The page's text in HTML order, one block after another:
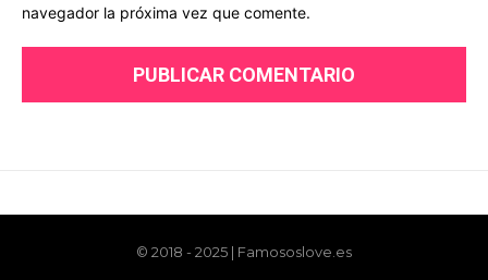
© 2018 - 2025 | Famososlove.es